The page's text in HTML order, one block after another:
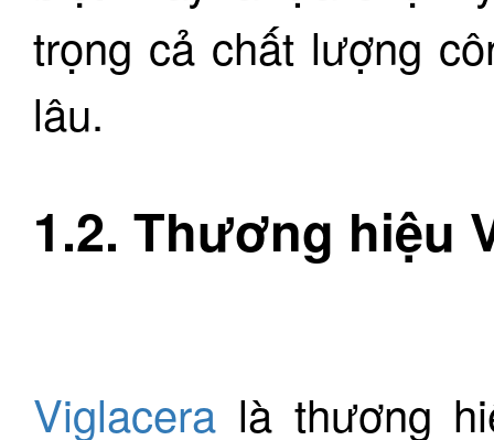
trọng cả chất lượng
lâu.
1.2. Thương hiệu
Viglacera là thương